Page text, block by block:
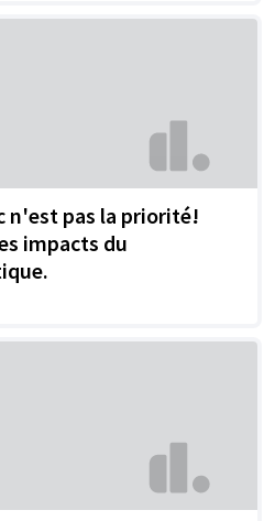
n'est pas la priorité!
impacts du